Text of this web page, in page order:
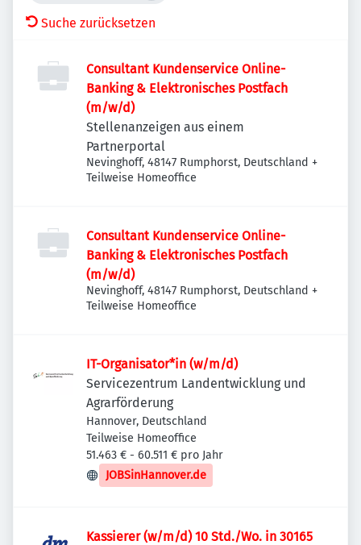
Suche zurücksetzen
Consultant Kundenservice Online-
Banking & Elektronisches Postfach
(m/w/d)
Stellenanzeigen aus einem
Partnerportal
Nevinghoff, 48147 Rumphorst, Deutschland +
Teilweise Homeoffice
Consultant Kundenservice Online-
Banking & Elektronisches Postfach
(m/w/d)
Nevinghoff, 48147 Rumphorst, Deutschland +
Teilweise Homeoffice
IT-Organisator*in (w/m/d)
Servicezentrum Landentwicklung und
Agrarförderung
Hannover, Deutschland
Teilweise Homeoffice
51.463 € - 60.511 € pro Jahr
JOBSinHannover.de
Kassierer (w/m/d) 10 Std./Wo. in 30165